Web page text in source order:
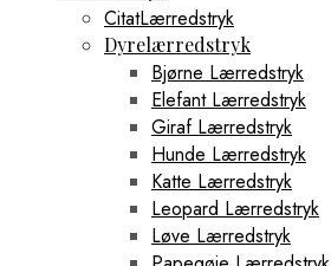
CitatLærredstryk
Dyrelærredstryk
Bjørne Lærredstryk
Elefant Lærredstryk
Giraf Lærredstryk
Hunde Lærredstryk
Katte Lærredstryk
Leopard Lærredstryk
Løve Lærredstryk